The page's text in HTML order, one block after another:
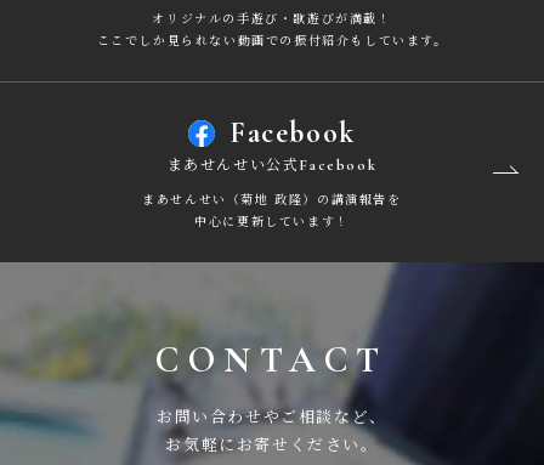
オリジナルの手遊び・歌遊びが満載！
ここでしか見られない動画での振付紹介もしています。
Facebook
まあせんせい公式Facebook
まあせんせい（菊地 政隆）の講演報告を
中心に 更新しています！
CONTACT
お問い合わせやご相談など、
お気軽にお寄せください。